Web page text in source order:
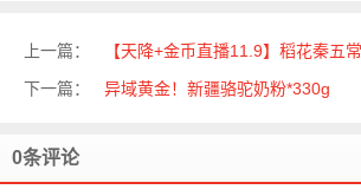
上一篇：
【天降+金币直播11.9】稻花秦五
下一篇：
异域黄金！新疆骆驼奶粉*330g
0条评论